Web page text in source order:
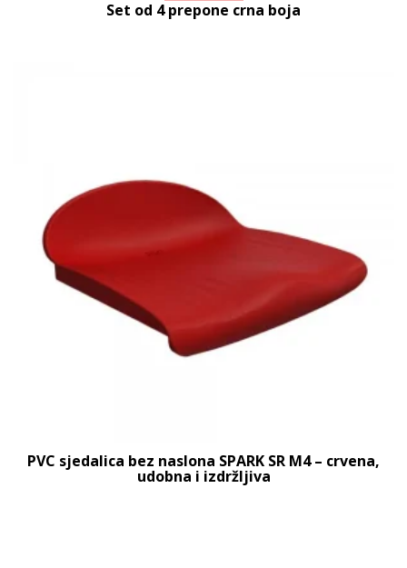
Set od 4 prepone crna boja
PVC sjedalica bez naslona SPARK SR M4 – crvena,
udobna i izdržljiva